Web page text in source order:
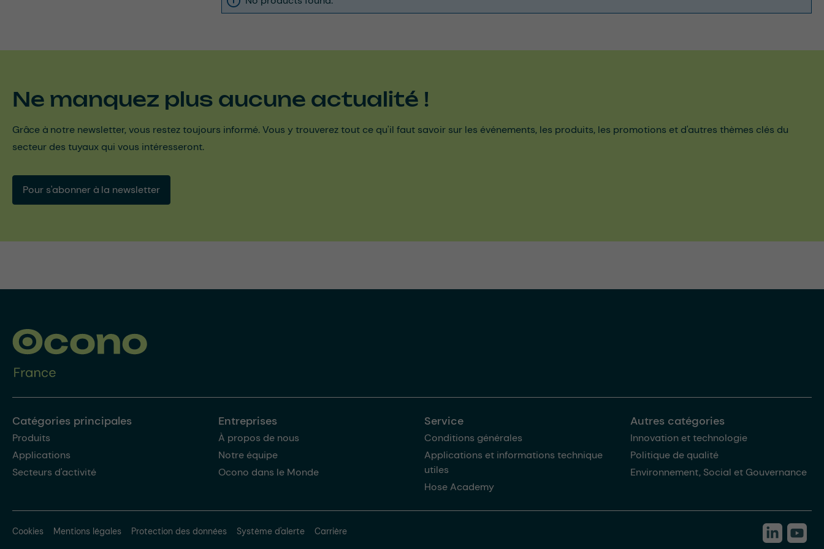
Ne manquez plus aucune actualité !
Grâce à notre newsletter, vous restez toujours informé. Vous y trouverez tout ce qu'il faut savoir sur les événements, les produits, les promotions et d'autres thèmes clés du
secteur des tuyaux qui vous intéresseront.
Pour s'abonner à la newsletter
Catégories principales
Produits
Applications
Secteurs d'activité
Entreprises
À propos de nous
Notre équipe
Ocono dans le Monde
Service
Conditions générales
Applications et informations technique
utiles
Hose Academy
Autres catégories
Innovation et technologie
Politique de qualité
Environnement, Social et Gouvernance
Cookies Mentions légales Protection des données Système d'alerte Carrière